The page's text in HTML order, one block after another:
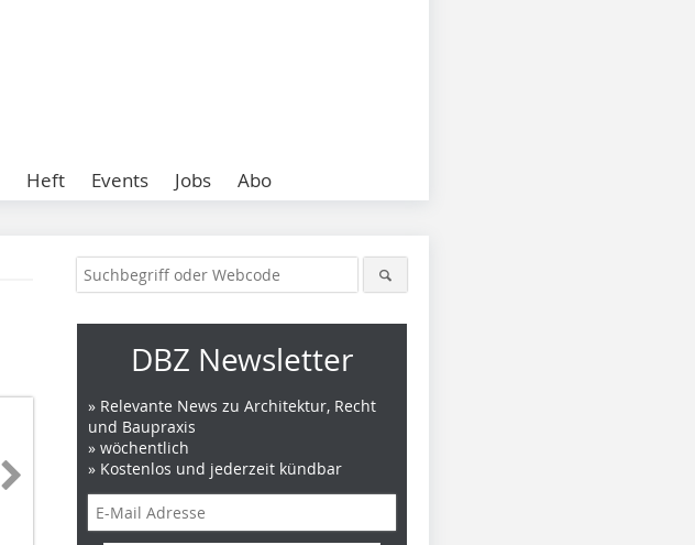
Heft Events Jobs Abo
DBZ Newsletter
» Relevante News zu Architektur, Recht
und Baupraxis
» wöchentlich
» Kostenlos und jederzeit kündbar